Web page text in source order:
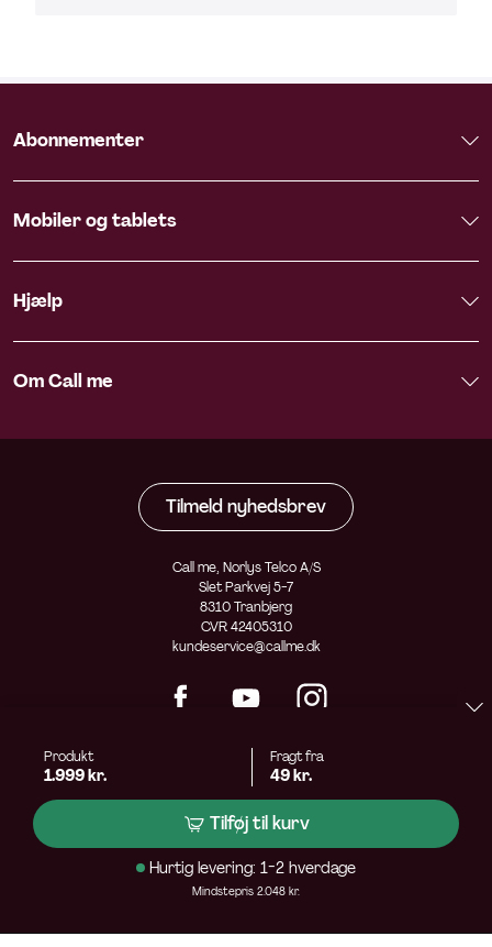
Produkt
1.999 kr.
Fragt fra
49 kr.
Tilføj til kurv
Hurtig levering: 1-2 hverdage
Mindstepris 2.048 kr.
Abonnementer
Mobiler og tablets
Hjælp
Om Call me
Tilmeld nyhedsbrev
Call me, Norlys Telco A/S
Slet Parkvej 5-7
8310 Tranbjerg
CVR 42405310
kundeservice@callme.dk